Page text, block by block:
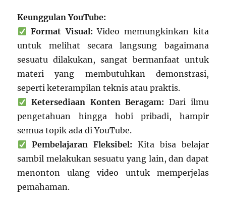
Keunggulan YouTube:
Format Visual: Video memungkinkan kita
untuk melihat secara langsung bagaimana
sesuatu dilakukan, sangat bermanfaat untuk
materi yang membutuhkan demonstrasi,
seperti keterampilan teknis atau praktis.
Ketersediaan Konten Beragam: Dari ilmu
pengetahuan hingga hobi pribadi, hampir
semua topik ada di YouTube.
Pembelajaran Fleksibel: Kita bisa belajar
sambil melakukan sesuatu yang lain, dan dapat
menonton ulang video untuk memperjelas
pemahaman.